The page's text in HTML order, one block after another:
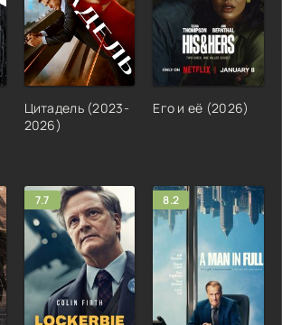
Цитадель (2023-
2026)
Его и её (2026)
7.7 8.2